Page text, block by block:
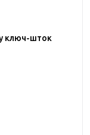
ключ-шток